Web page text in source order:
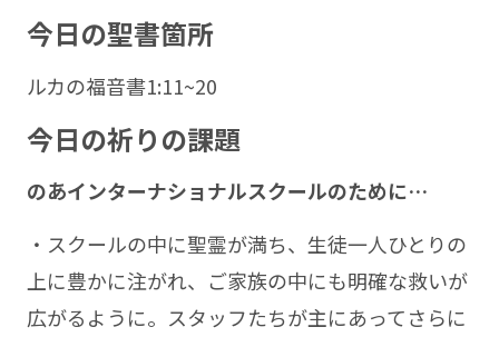
今日の聖書箇所
ルカの福音書1:11~20
今日の祈りの課題
のあインターナショナルスクールのために…
・スクールの中に聖霊が満ち、生徒一人ひとりの
上に豊かに注がれ、ご家族の中にも明確な救いが
広がるように。スタッフたちが主にあってさらに